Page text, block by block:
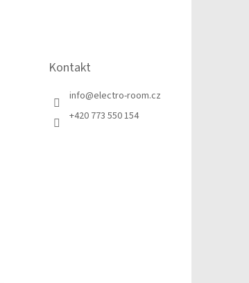
Kontakt
info@electro-room.cz
+420 773 550 154